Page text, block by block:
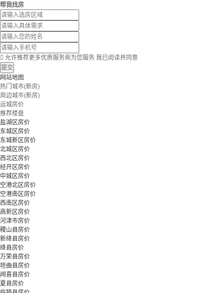
帮我找房
 允许推荐更多优质服务商为您服务 我已阅读并同意
提交
网站地图
热门城市(新房)
周边城市(新房)
运城房价
推荐楼盘
盐湖区房价
东城区房价
东城新区房价
北城区房价
西北区房价
经开区房价
中城区房价
空港北区房价
空港南区房价
西南区房价
高新区房价
河津市房价
稷山县房价
新绛县房价
绛县房价
万荣县房价
垣曲县房价
闻喜县房价
夏县房价